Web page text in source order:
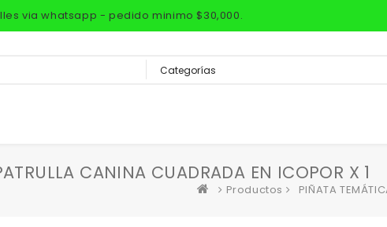
via whatsapp - pedido minimo $30,000.
CANINA CUADRADA EN ICOPOR X 1
Productos PIÑATA